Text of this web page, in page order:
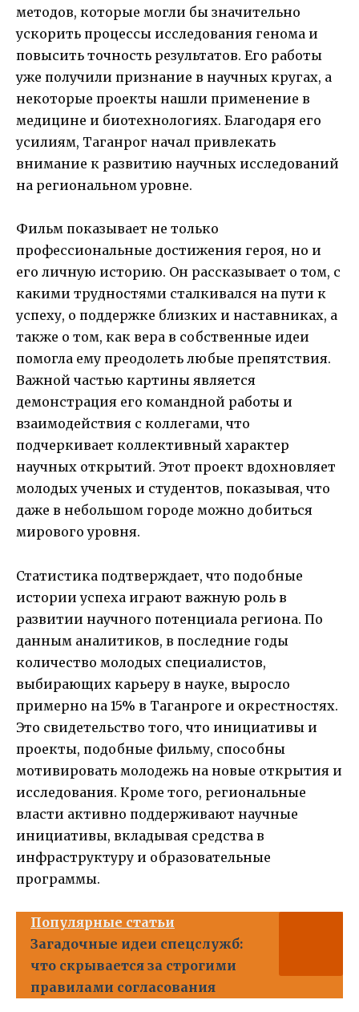
методов, которые могли бы значительно
ускорить процессы исследования генома и
повысить точность результатов. Его работы
уже получили признание в научных кругах, а
некоторые проекты нашли применение в
медицине и биотехнологиях. Благодаря его
усилиям, Таганрог начал привлекать
внимание к развитию научных исследований
на региональном уровне.
Фильм показывает не только
профессиональные достижения героя, но и
его личную историю. Он рассказывает о том, с
какими трудностями сталкивался на пути к
успеху, о поддержке близких и наставниках, а
также о том, как вера в собственные идеи
помогла ему преодолеть любые препятствия.
Важной частью картины является
демонстрация его командной работы и
взаимодействия с коллегами, что
подчеркивает коллективный характер
научных открытий. Этот проект вдохновляет
молодых ученых и студентов, показывая, что
даже в небольшом городе можно добиться
мирового уровня.
Статистика подтверждает, что подобные
истории успеха играют важную роль в
развитии научного потенциала региона. По
данным аналитиков, в последние годы
количество молодых специалистов,
выбирающих карьеру в науке, выросло
примерно на 15% в Таганроге и окрестностях.
Это свидетельство того, что инициативы и
проекты, подобные фильму, способны
мотивировать молодежь на новые открытия и
исследования. Кроме того, региональные
власти активно поддерживают научные
инициативы, вкладывая средства в
инфраструктуру и образовательные
программы.
Популярные статьи
Загадочные идеи спецслужб:
что скрывается за строгими
правилами согласования